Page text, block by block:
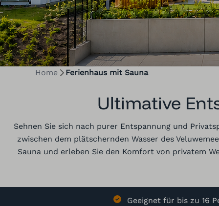
Home Ferienhaus mit Sauna
Ultimative
Sehnen Sie sich nach purer Entspannung und
zwischen dem plätschernden Wasser des
Sauna und erleben Sie den Komfort von privatem
Geeignet für bis zu 16